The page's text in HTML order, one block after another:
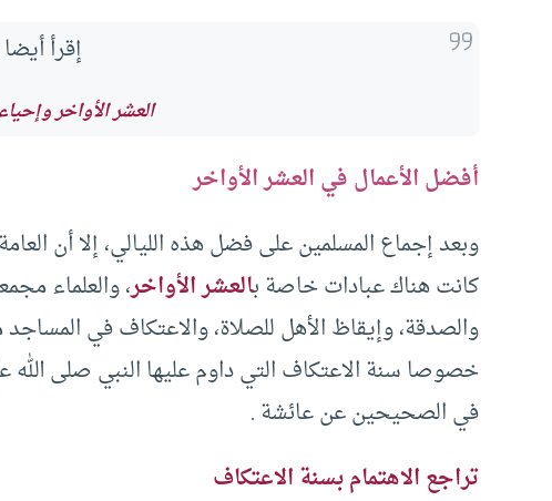
إقرأ
العشر الأواخر
أفضل الأعمال في العشر الأواخر
وبعد إجماع المسلمين على فضل هذه الليالي، إلا أن
كانت هناك عبادات خاصة بالعشر الأواخر، والعلماء
والصدقة، وإيقاظ الأهل للصلاة، والاعتكاف في
خصوصا سنة الاعتكاف التي داوم عليها النبي صلى الله
في الصحيحين عن عائشة .
تراجع الاهتمام بسنةالاعتكاف